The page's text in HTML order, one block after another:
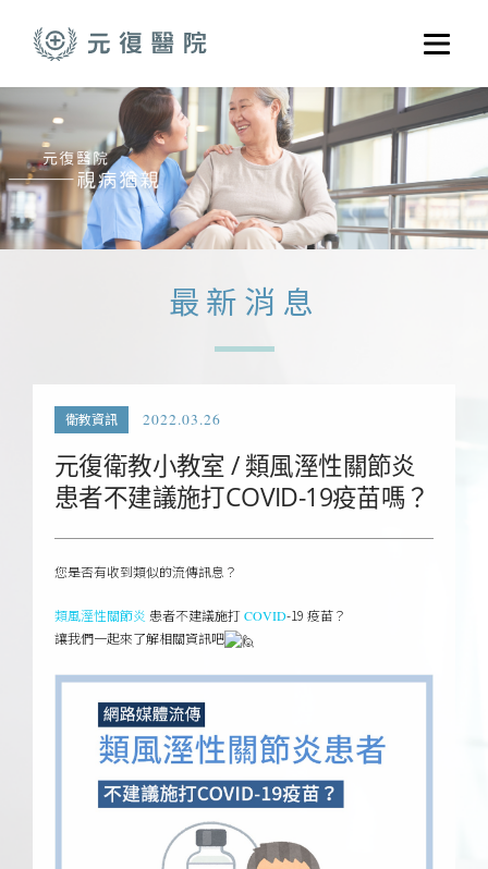
選單
關於元復
就醫指南
醫學門診
醫療養護服務
最新消息
衛教資訊 2022.03.26
元復衛教小教室 / 類風溼性關節炎
患者不建議施打COVID-19疫苗嗎？
您是否有收到類似的流傳訊息？
類風溼性關節炎 患者不建議施打COVID-19 疫苗？
讓我們一起來了解相關資訊吧